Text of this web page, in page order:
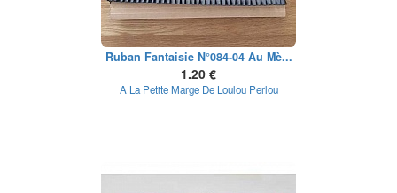
Ruban Fantaisie N°084-04 Au Mè...
1.20 €
A La Petite Marge De Loulou Perlou